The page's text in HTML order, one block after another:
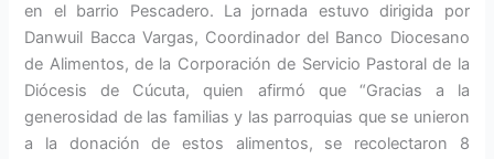
en el barrio Pescadero. La jornada estuvo dirigida por
Danwuil Bacca Vargas, Coordinador del Banco Diocesano
de Alimentos, de la Corporación de Servicio Pastoral de la
Diócesis de Cúcuta, quien afirmó que “Gracias a la
generosidad de las familias y las parroquias que se unieron
a la donación de estos alimentos, se recolectaron 8